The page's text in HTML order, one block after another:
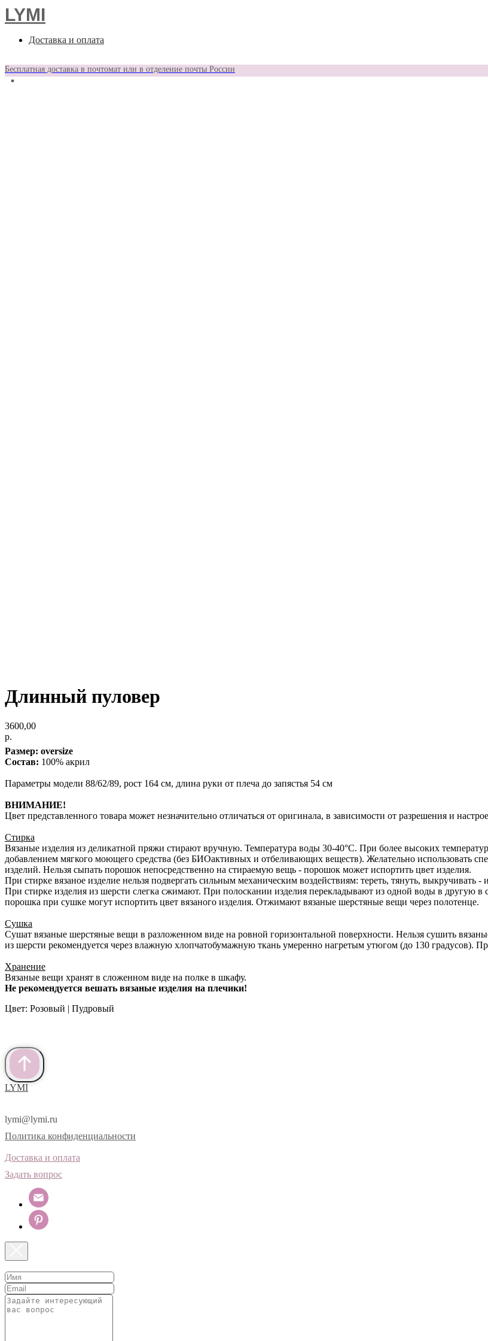
LYMI
Доставка и оплата
Бесплатная доставка в почтомат или в отделение почты России
Длинный пуловер
3600,00
р.
Размер: oversize
Состав: 100% акрил
Параметры модели 88/62/89, рост 164 см, длина руки от плеча до запястья 54 см
ВНИМАНИЕ!
Цвет представленного товара может незначительно отличаться от оригинала, в зависимости от разрешения и
Стирка
Вязаные изделия из деликатной пряжи стирают вручную. Температура воды 30-40°C. При более высоких
добавлением мягкого моющего средства (без БИОактивных и отбеливающих веществ). Желательно использовать
изделий. Нельзя сыпать порошок непосредственно на стираемую вещь - порошок может испортить цвет изделия.
При стирке вязаное изделие нельзя подвергать сильным механическим воздействиям: тереть, тянуть, выкручивать
При стирке изделия из шерсти слегка сжимают. При полоскании изделия перекладывают из одной воды в другую в
порошка при сушке могут испортить цвет вязаного изделия. Отжимают вязаные шерстяные вещи через полотенце.
Сушка
Сушат вязаные шерстяные вещи в разложенном виде на ровной горизонтальной поверхности. Нельзя сушить
из шерсти рекомендуется через влажную хлопчатобумажную ткань умеренно нагретым утюгом (до 130 градусов).
Хранение
Вязаные вещи хранят в сложенном виде на полке в шкафу.
Не рекомендуется вешать вязаные изделия на плечики!
Цвет: Розовый | Пудровый
LYMI
lymi@lymi.ru
Политика конфиденциальности
Доставка и оплата
Задать вопрос